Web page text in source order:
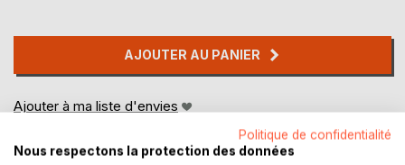
AJOUTER AU PANIER
Ajouter à ma liste d'envies
Politique de confidentialité
Nous respectons la protection des données